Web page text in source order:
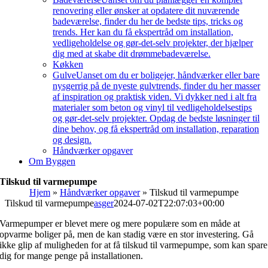
renovering eller ønsker at opdatere dit nuværende
badeværelse, finder du her de bedste tips, tricks og
trends. Her kan du få ekspertråd om installation,
vedligeholdelse og gør-det-selv projekter, der hjælper
dig med at skabe dit drømmebadeværelse.
Køkken
GulveUanset om du er boligejer, håndværker eller bare
nysgerrig på de nyeste gulvtrends, finder du her masser
af inspiration og praktisk viden. Vi dykker ned i alt fra
materialer som beton og vinyl til vedligeholdelsestips
og gør-det-selv projekter. Opdag de bedste løsninger til
dine behov, og få ekspertråd om installation, reparation
og design.
Håndværker opgaver
Om Byggen
Tilskud til varmepumpe
Hjem » Håndværker opgaver» Tilskud til varmepumpe
Tilskud til varmepumpeasger2024-07-02T22:07:03+00:00
Varmepumper er blevet mere og mere populære som en måde at
opvarme boliger på, men de kan stadig være en stor investering. Gå
ikke glip af muligheden for at få tilskud til varmepumpe, som kan spare
dig for mange penge på installationen.